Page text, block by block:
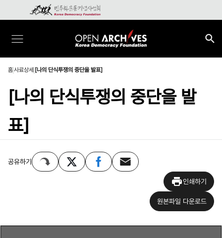
홈사료상세 [나의 단식투쟁의 중단을 발표]
[나의 단식투쟁의 중단을 발
표]
공유하기
인쇄하기
원본파일 다운로드